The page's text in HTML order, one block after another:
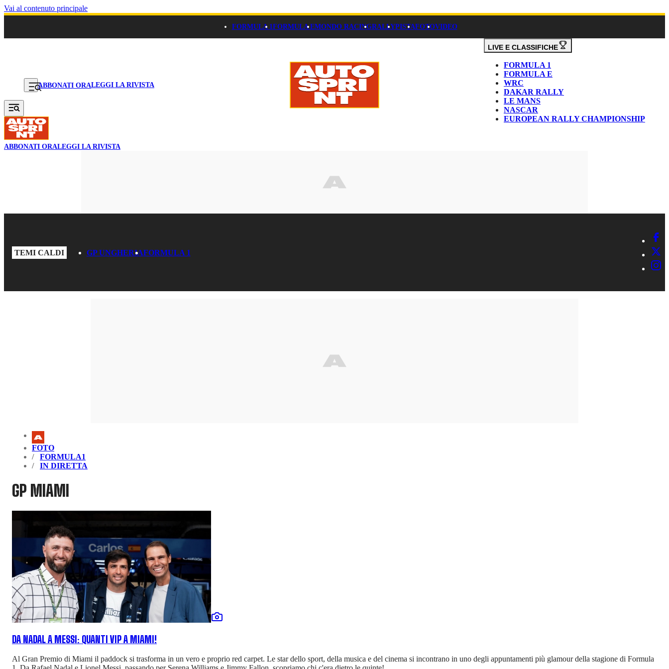
Vai al contenuto principale
FORMULA 1FORMULA EMONDO RACINGRALLYPISTAFOTOVIDEO
ABBONATI ORALEGGI LA RIVISTA
LIVE E CLASSIFICHE
FORMULA 1
FORMULA E
WRC
DAKAR RALLY
LE MANS
NASCAR
EUROPEAN RALLY CHAMPIONSHIP
ABBONATI ORALEGGI LA RIVISTA
TEMI CALDI GP UNGHERIAFORMULA 1
FOTO
FORMULA1
IN DIRETTA
GP MIAMI
DA NADAL A MESSI: QUANTI VIP A MIAMI!
Al Gran Premio di Miami il paddock si trasforma in un vero e proprio red carpet. Le star dello sport, della musica e del cinema si incontrano in uno degli appuntamenti più glamour della stagione di Formula